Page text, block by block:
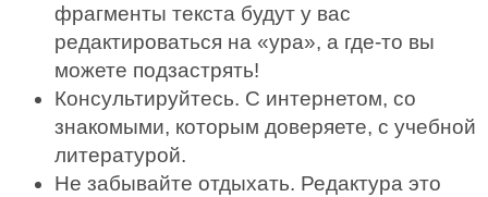
фрагменты текста будут у вас
редактироваться на «ура», а где-то вы
можете подзастрять!
Консультируйтесь. С интернетом, со
знакомыми, которым доверяете, с учебной
литературой.
Не забывайте отдыхать. Редактура это